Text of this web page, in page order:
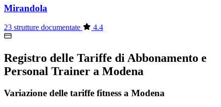
Mirandola
23 strutture documentate 4.4
Registro delle Tariffe di Abbonamento e
Personal Trainer a Modena
Variazione delle tariffe fitness a Modena